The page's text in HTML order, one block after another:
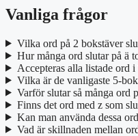
Vanliga frågor
Vilka ord på 2 bokstäver
Hur många ord slutar på ä
Accepteras alla listade ord
Vilka är de vanligaste 5-
Varför slutar så många ord
Finns det ord med z som
Kan man använda dessa
Vad är skillnaden mellan